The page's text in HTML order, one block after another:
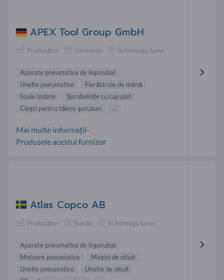
APEX Tool Group GmbH
Producător Germania În întreaga lume
Aparate pneumatice de înşurubat
Unelte pneumatice
Fierăstraie de mână
Scule izolate
Şurubelniţe cu cap plat
Cleşti pentru tăiere şuruburi
...
Mai multe informații-
Produsele acestui furnizor
Atlas Copco AB
Producător Suedia În întreaga lume
Aparate pneumatice de înşurubat
Motoare pneumatice
Maşini de nituit
Unelte pneumatice
Unelte de nituit